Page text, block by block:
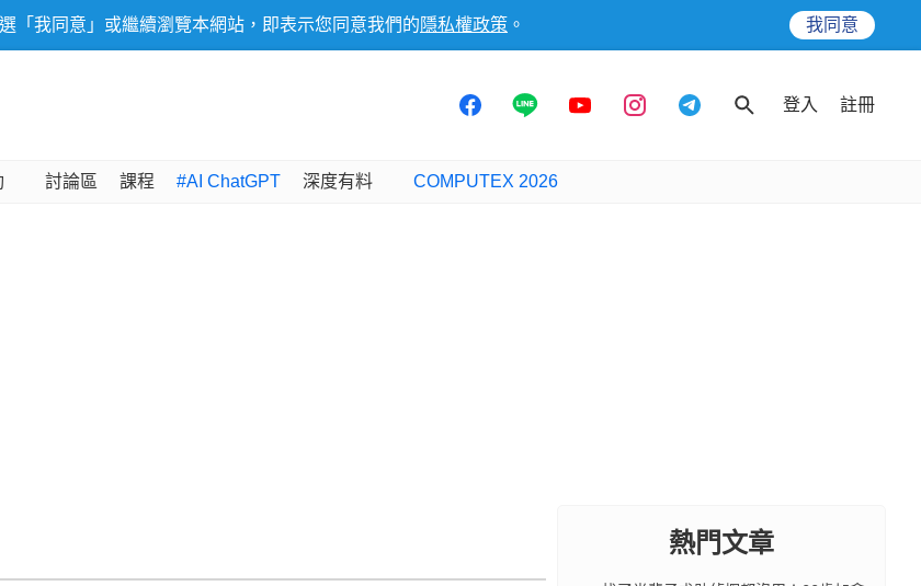
「我同意」或繼續瀏覽本網站，即表示您同意我們的 隱私權政策 。 我同意
登入 註冊
討論區 課程 #AI ChatGPT 深度有料 COMPUTEX 2026
熱門文章